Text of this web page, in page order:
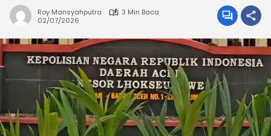
Roy Mansyahputra
3 Min Baca
02/07/2026